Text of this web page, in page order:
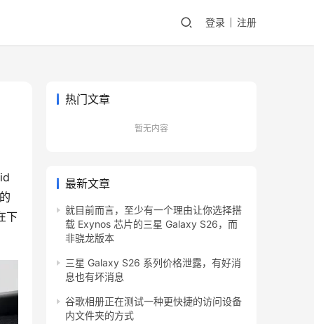
登录 注册
下
热门文章
暂无内容
最新文章
就目前而言，至少有一个理由让你选择搭
载 Exynos 芯片的三星 Galaxy S26，而
非骁龙版本
三星 Galaxy S26 系列价格泄露，有好消
息也有坏消息
谷歌相册正在测试一种更快捷的访问设备
内文件夹的方式